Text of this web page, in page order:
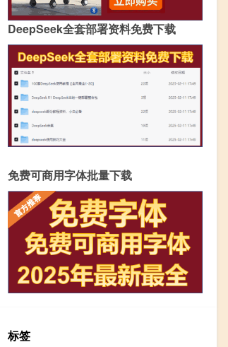
DeepSeek全套部署资料免费下载
免费可商用字体批量下载
标签